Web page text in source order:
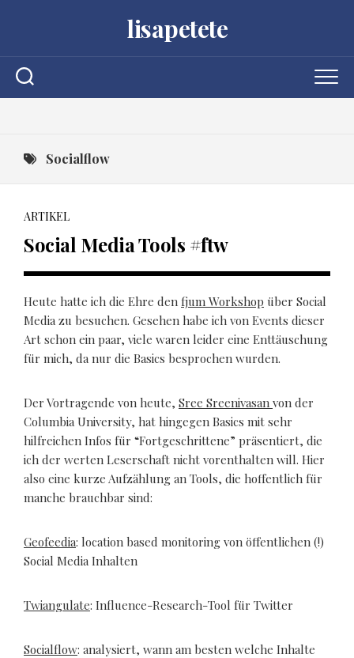
lisapetete
Socialflow
ARTIKEL
Social Media Tools #ftw
Heute hatte ich die Ehre den fjum Workshop über Social
Media zu besuchen. Gesehen habe ich von Events dieser
Art schon ein paar, viele waren leider eine Enttäuschung
für mich, da nur die Basics besprochen wurden.
Der Vortragende von heute, Sree Sreenivasan von der
Columbia University, hat hingegen Basics mit sehr
hilfreichen Infos für “Fortgeschrittene” präsentiert, die
ich der werten Leserschaft nicht vorenthalten will. Hier
also eine kurze Aufzählung an Tools, die hoffentlich für
manche brauchbar sind:
Geofeedia: location based monitoring von öffentlichen (!)
Social Media Inhalten
Twiangulate: Influence-Research-Tool für Twitter
Socialflow: analysiert, wann am besten welche Inhalte